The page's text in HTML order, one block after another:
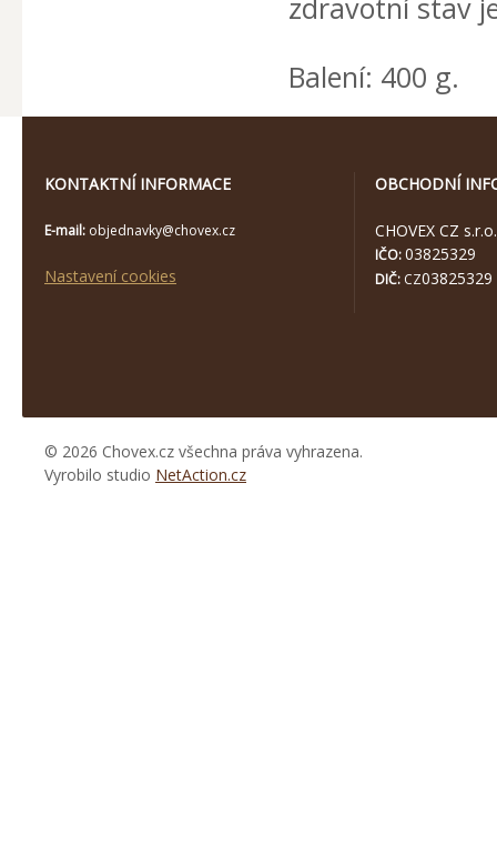
zdravotní stav
Balení: 400 g.
KONTAKTNÍ INFORMACE
E-mail: objednavky@chovex.cz
Nastavení cookies
OBCHODNÍ
CHOVEX CZ s.r.o.
IČO:03825329
DIČ: CZ03825329
© 2026 Chovex.cz všechna práva vyhrazena.
Vyrobilo studio NetAction.cz